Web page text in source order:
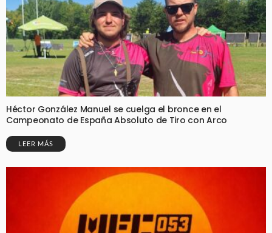
Héctor González Manuel se cuelga el bronce en el
Campeonato de España Absoluto de Tiro con Arco
LEER MÁS